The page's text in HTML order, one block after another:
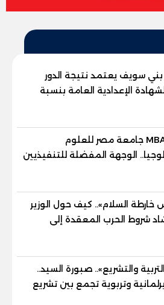
سويف يعتمد نتيجة الدور
الإعدادية العامة بنسبة
برنامج MBA جامعة مصر للعلوم
الوجهة المفضلة للتنفيذيين
المؤسسات لصناعة قادة
السلام».. كيف حول الوزير
شروط الحرب المعقدة إلى
للانسحاب والإعمار؟
والتشريع».. صبورة السيد..
وتربوية تجمع بين تشريع
وصناعة الأجيال لبناء الإنسان